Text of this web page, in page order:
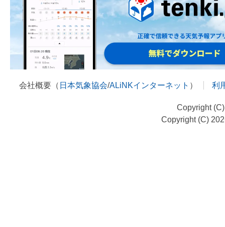
会社概要（ 日本気象協会/ALiNKインターネット ） 利
Copyright
Copyright (C)